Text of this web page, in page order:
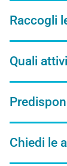
Raccogli
Quali
Chiedi le